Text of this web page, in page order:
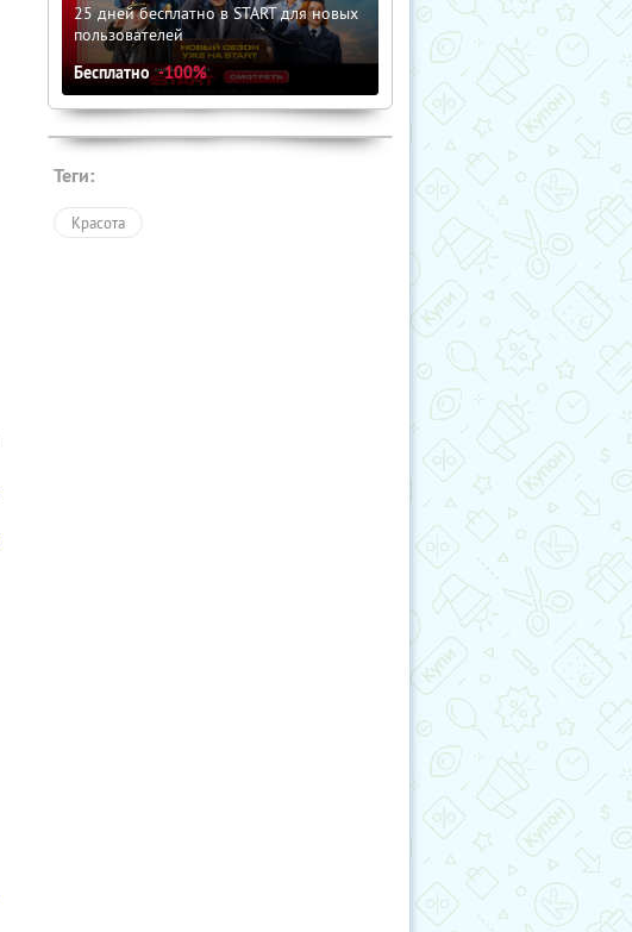
25 дней бесплатно в START для новых
пользователей
Бесплатно -100%
Теги:
Красота